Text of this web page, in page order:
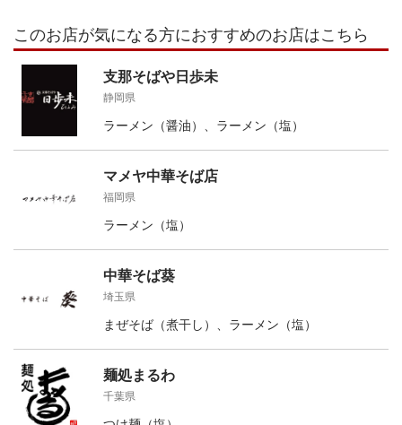
このお店が気になる方におすすめのお店はこちら
支那そばや日歩未
静岡県
ラーメン（醤油）、ラーメン（塩）
マメヤ中華そば店
福岡県
ラーメン（塩）
中華そば葵
埼玉県
まぜそば（煮干し）、ラーメン（塩）
麺処まるわ
千葉県